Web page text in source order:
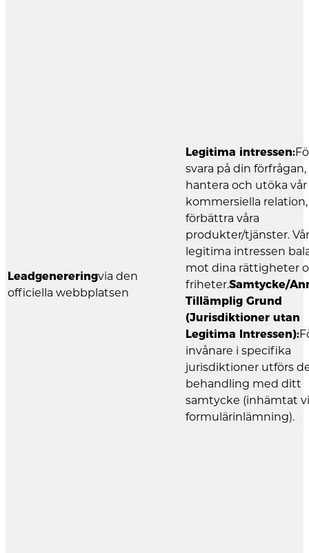
Leadgenereringvia den
officiella webbplatsen
Legitima intressen:
svara på din förfrågan,
hantera och utöka vår
kommersiella
förbättra våra
produkter/tjänster.
legitima intressen
mot dina rättigheter
friheter.Samtycke/
Tillämplig Grund
(Jurisdiktioner utan
Legitima Intressen):
invånare i specifika
jurisdiktioner utförs
behandling med ditt
samtycke (inhämtat
formulärinlämning).